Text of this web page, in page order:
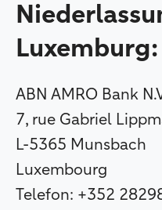
Luxemburg:
ABN AMRO Bank
7, rue Gabriel
L-5365 Munsbach
Luxembourg
Telefon: +352